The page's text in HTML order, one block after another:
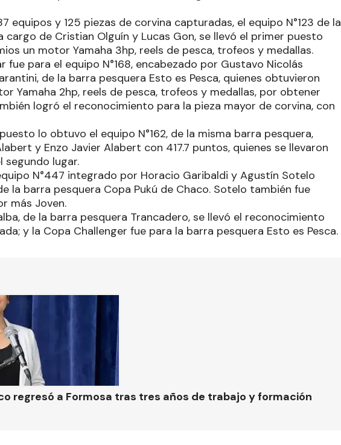
equipos y 125 piezas de corvina capturadas, el equipo N°123 de la
cargo de Cristian Olguín y Lucas Gon, se llevó el primer puesto
un motor Yamaha 3hp, reels de pesca, trofeos y medallas.
fue para el equipo N°168, encabezado por Gustavo Nicolás
de la barra pesquera Esto es Pesca, quienes obtuvieron
Yamaha 2hp, reels de pesca, trofeos y medallas, por obtener
logró el reconocimiento para la pieza mayor de corvina, con
lo obtuvo el equipo N°162, de la misma barra pesquera,
y Enzo Javier Alabert con 417.7 puntos, quienes se llevaron
segundo lugar.
N°447 integrado por Horacio Garibaldi y Agustín Sotelo
la barra pesquera Copa Pukú de Chaco. Sotelo también fue
más Joven.
de la barra pesquera Trancadero, se llevó el reconocimiento
y la Copa Challenger fue para la barra pesquera Esto es Pesca.
regresó a Formosa tras tres años de trabajo y formación